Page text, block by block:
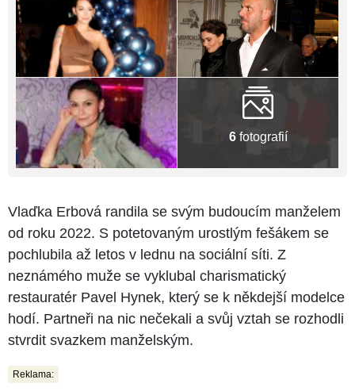
6fotografií
Vlaďka Erbová randila se svým budoucím manželem
od roku 2022. S potetovaným urostlým fešákem se
pochlubila až letos v lednu na sociální síti. Z
neznámého muže se vyklubal charismatický
restauratér Pavel Hynek, který se k někdejší modelce
hodí. Partneři na nic nečekali a svůj vztah se rozhodli
stvrdit svazkem manželským.
Reklama: